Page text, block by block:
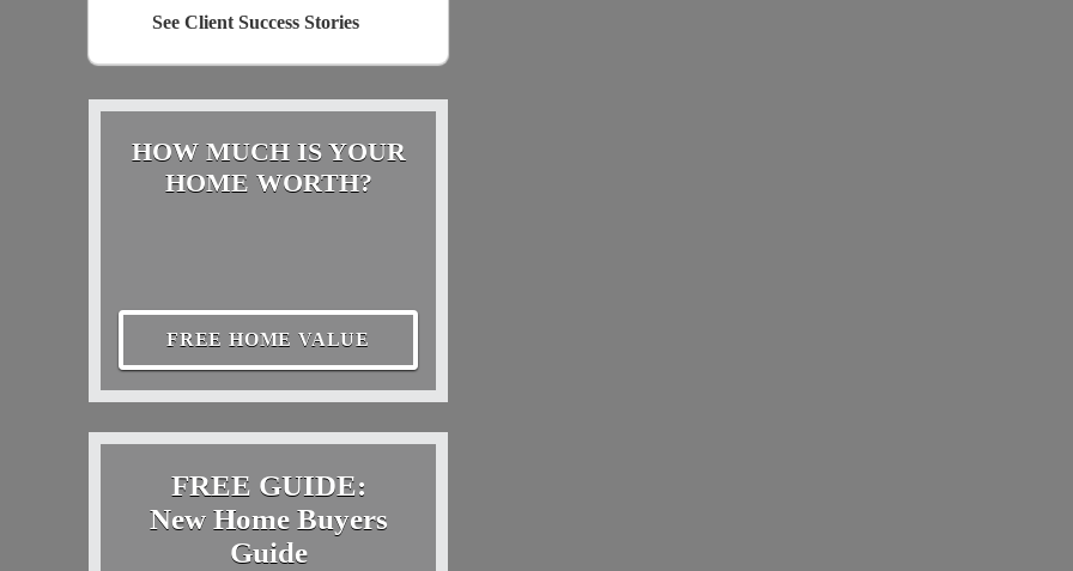
See Client Success Stories
HOW MUCH IS YOUR
HOME WORTH?
FREE HOME VALUE
FREE GUIDE:
New Home Buyers
Guide